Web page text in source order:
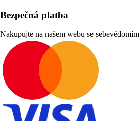
Bezpečná platba
Nakupujte na našem webu se sebevědomím